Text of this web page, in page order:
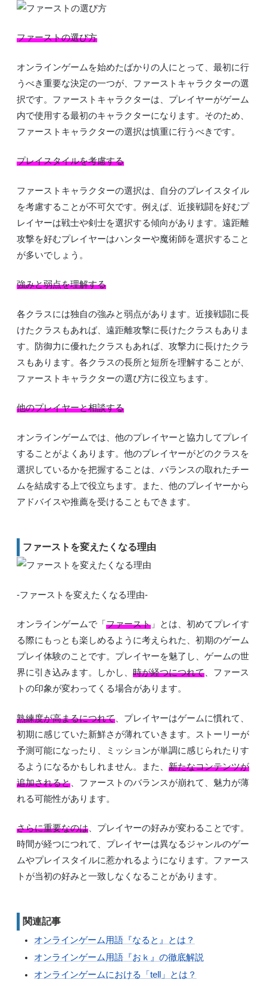
ファーストの選び方
オンラインゲームを始めたばかりの人にとって、最初に行
うべき重要な決定の一つが、ファーストキャラクターの選
択です。ファーストキャラクターは、プレイヤーがゲーム
内で使用する最初のキャラクターになります。そのため、
ファーストキャラクターの選択は慎重に行うべきです。
プレイスタイルを考慮する
ファーストキャラクターの選択は、自分のプレイスタイル
を考慮することが不可欠です。例えば、近接戦闘を好むプ
レイヤーは戦士や剣士を選択する傾向があります。遠距離
攻撃を好むプレイヤーはハンターや魔術師を選択すること
が多いでしょう。
強みと弱点を理解する
各クラスには独自の強みと弱点があります。近接戦闘に長
けたクラスもあれば、遠距離攻撃に長けたクラスもありま
す。防御力に優れたクラスもあれば、攻撃力に長けたクラ
スもあります。各クラスの長所と短所を理解することが、
ファーストキャラクターの選び方に役立ちます。
他のプレイヤーと相談する
オンラインゲームでは、他のプレイヤーと協力してプレイ
することがよくあります。他のプレイヤーがどのクラスを
選択しているかを把握することは、バランスの取れたチー
ムを結成する上で役立ちます。また、他のプレイヤーから
アドバイスや推薦を受けることもできます。
ファーストを変えたくなる理由
-ファーストを変えたくなる理由-
オンラインゲームで「ファースト 」とは、初めてプレイす
る際にもっとも楽しめるように考えられた、初期のゲーム
プレイ体験のことです。プレイヤーを魅了し、ゲームの世
界に引き込みます。しかし、 時が経つにつれて 、ファース
トの印象が変わってくる場合があります。
熟練度が高まるにつれて 、プレイヤーはゲームに慣れて、
初期に感じていた新鮮さが薄れていきます。ストーリーが
予測可能になったり、ミッションが単調に感じられたりす
るようになるかもしれません。また、 新たなコンテンツが
追加されると 、ファーストのバランスが崩れて、魅力が薄
れる可能性があります。
さらに重要なのは 、プレイヤーの好みが変わることです。
時間が経つにつれて、プレイヤーは異なるジャンルのゲー
ムやプレイスタイルに惹かれるようになります。ファース
トが当初の好みと一致しなくなることがあります。
関連記事
オンラインゲーム用語『なると』とは？
オンラインゲーム用語『おｋ』の徹底解説
オンラインゲームにおける「tell」とは？